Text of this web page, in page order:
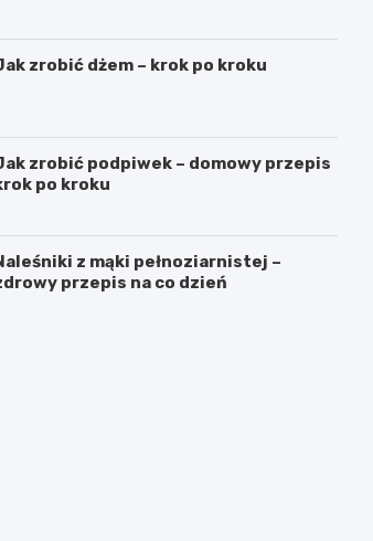
zrobić dżem – krok po kroku
zrobić podpiwek – domowy przepis
po kroku
z mąki pełnoziarnistej –
przepis na co dzień